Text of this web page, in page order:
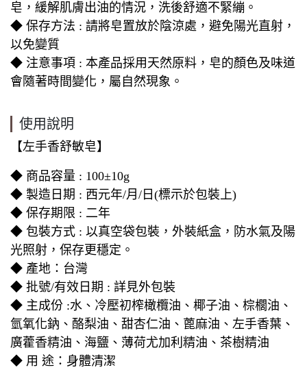
皂，緩解肌膚出油的情況，洗後舒適不緊繃。
◆ 保存方法 : 請將皂置放於陰涼處，避免陽光直射，
以免變質
◆ 注意事項 : 本產品採用天然原料，皂的顏色及味道
會隨著時間變化，屬自然現象。
使用說明
【左手香舒敏皂】
◆ 商品容量 : 100±10g
◆ 製造日期 : 西元年/月/日(標示於包裝上)
◆ 保存期限 : 二年
◆ 包裝方式 : 以真空袋包裝，外裝紙盒，防水氣及陽
光照射，保存更穩定。
◆ 產地：台灣
◆ 批號/有效日期 : 詳見外包裝
◆ 主成份 :水、冷壓初榨橄欖油、椰子油、棕櫚油、
氫氧化鈉、酪梨油、甜杏仁油、蓖麻油、左手香葉、
廣藿香精油、海鹽、薄荷尤加利精油、茶樹精油
◆ 用 途：身體清潔